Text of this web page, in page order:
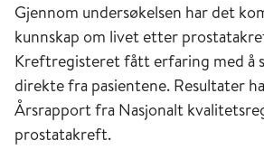
Gjennom undersøkelsen har det
kunnskap om livet etter
Kreftregisteret fått erfaring med å
direkte fra pasientene. Resultater
Årsrapport fra Nasjonalt
prostatakreft.